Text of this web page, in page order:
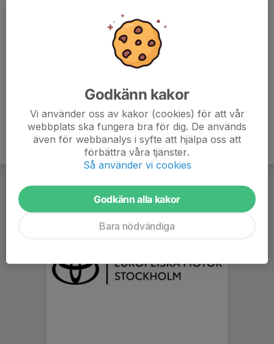
Vid samlingstid önskar vi att alla är på plats ombytta
och klara, så att vi kan samla killarna. Detta för att vi ska
vara redo att sätta igång med övningar så fort
Godkänn kakor
Vi använder oss av kakor (cookies) för att vår
webbplats ska fungera bra för dig. De används
även för webbanalys i syfte att hjälpa oss att
förbättra våra tjänster.
Så använder vi cookies
Godkänn alla kakor
Bara nödvändiga